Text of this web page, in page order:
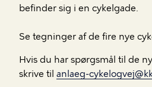
befinder sig i en cykelgade.
Se tegninger af de fire nye
Hvis du har spørgsmål til de
skrive til anlaeg-